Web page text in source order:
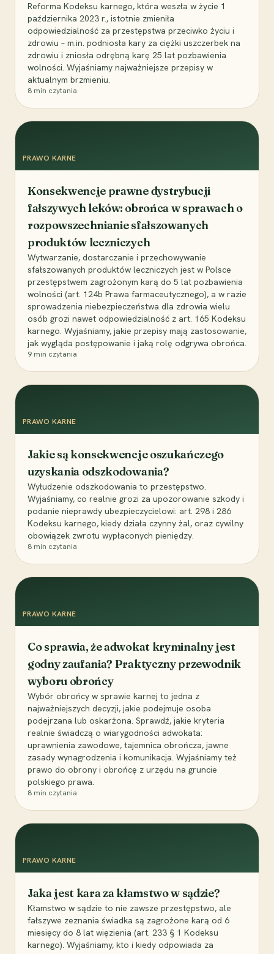
Reforma Kodeksu karnego, która weszła w życie 1
października 2023 r., istotnie zmieniła
odpowiedzialność za przestępstwa przeciwko życiu i
zdrowiu – m.in. podniosła kary za ciężki uszczerbek na
zdrowiu i zniosła odrębną karę 25 lat pozbawienia
wolności. Wyjaśniamy najważniejsze przepisy w
aktualnym brzmieniu.
8 min czytania
PRAWO KARNE
Konsekwencje prawne dystrybucji
fałszywych leków: obrońca w sprawach o
rozpowszechnianie sfałszowanych
produktów leczniczych
Wytwarzanie, dostarczanie i przechowywanie
sfałszowanych produktów leczniczych jest w Polsce
przestępstwem zagrożonym karą do 5 lat pozbawienia
wolności (art. 124b Prawa farmaceutycznego), a w razie
sprowadzenia niebezpieczeństwa dla zdrowia wielu
osób grozi nawet odpowiedzialność z art. 165 Kodeksu
karnego. Wyjaśniamy, jakie przepisy mają zastosowanie,
jak wygląda postępowanie i jaką rolę odgrywa obrońca.
9 min czytania
PRAWO KARNE
Jakie są konsekwencje oszukańczego
uzyskania odszkodowania?
Wyłudzenie odszkodowania to przestępstwo.
Wyjaśniamy, co realnie grozi za upozorowanie szkody i
podanie nieprawdy ubezpieczycielowi: art. 298 i 286
Kodeksu karnego, kiedy działa czynny żal, oraz cywilny
obowiązek zwrotu wypłaconych pieniędzy.
8 min czytania
PRAWO KARNE
Co sprawia, że adwokat kryminalny jest
godny zaufania? Praktyczny przewodnik
wyboru obrońcy
Wybór obrońcy w sprawie karnej to jedna z
najważniejszych decyzji, jakie podejmuje osoba
podejrzana lub oskarżona. Sprawdź, jakie kryteria
realnie świadczą o wiarygodności adwokata:
uprawnienia zawodowe, tajemnica obrończa, jawne
zasady wynagrodzenia i komunikacja. Wyjaśniamy też
prawo do obrony i obrońcę z urzędu na gruncie
polskiego prawa.
8 min czytania
PRAWO KARNE
Jaka jest kara za kłamstwo w sądzie?
Kłamstwo w sądzie to nie zawsze przestępstwo, ale
fałszywe zeznania świadka są zagrożone karą od 6
miesięcy do 8 lat więzienia (art. 233 § 1 Kodeksu
karnego). Wyjaśniamy, kto i kiedy odpowiada za